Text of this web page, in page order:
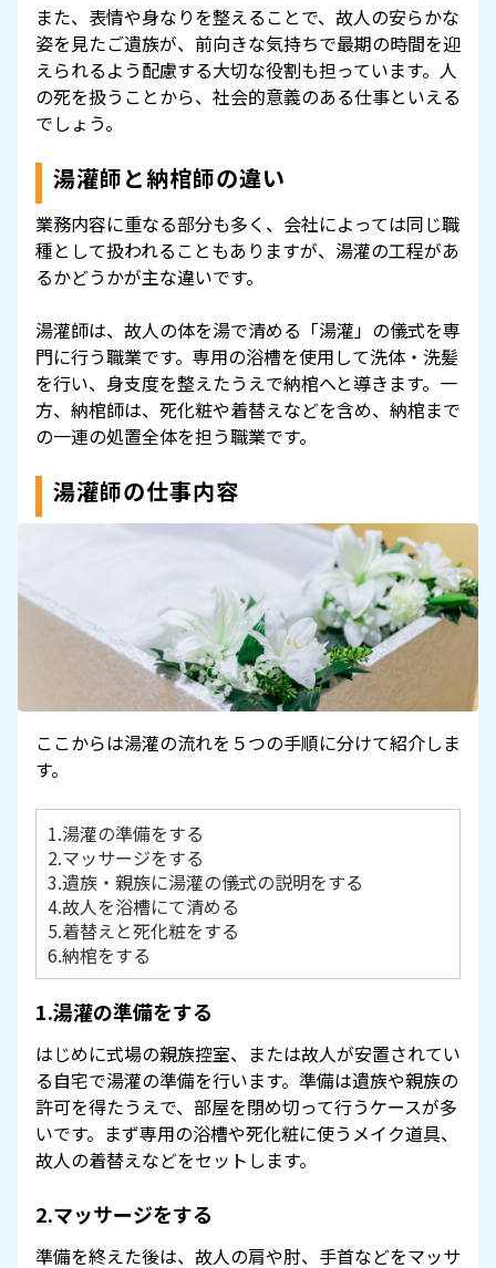
また、表情や身なりを整えることで、故人の安らかな
姿を見たご遺族が、前向きな気持ちで最期の時間を迎
えられるよう配慮する大切な役割も担っています。人
の死を扱うことから、社会的意義のある仕事といえる
でしょう。
湯灌師と納棺師の違い
業務内容に重なる部分も多く、会社によっては同じ職
種として扱われることもありますが、湯灌の工程があ
るかどうかが主な違いです。
湯灌師は、故人の体を湯で清める「湯灌」の儀式を専
門に行う職業です。専用の浴槽を使用して洗体・洗髪
を行い、身支度を整えたうえで納棺へと導きます。一
方、納棺師は、死化粧や着替えなどを含め、納棺まで
の一連の処置全体を担う職業です。
湯灌師の仕事内容
ここからは湯灌の流れを５つの手順に分けて紹介しま
す。
1.湯灌の準備をする
2.マッサージをする
3.遺族・親族に湯灌の儀式の説明をする
4.故人を浴槽にて清める
5.着替えと死化粧をする
6.納棺をする
1.湯灌の準備をする
はじめに式場の親族控室、または故人が安置されてい
る自宅で湯灌の準備を行います。準備は遺族や親族の
許可を得たうえで、部屋を閉め切って行うケースが多
いです。まず専用の浴槽や死化粧に使うメイク道具、
故人の着替えなどをセットします。
2.マッサージをする
準備を終えた後は、故人の肩や肘、手首などをマッサ